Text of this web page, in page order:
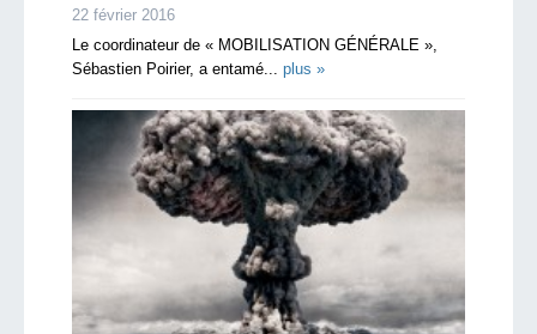
22 février 2016
Le coordinateur de « MOBILISATION GÉNÉRALE »,
Sébastien Poirier, a entamé... plus »